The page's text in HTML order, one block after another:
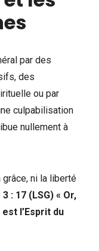
par des
des
ou par
culpabilisation
nullement à
ni la liberté
: 17 (LSG) « Or,
l’Esprit du